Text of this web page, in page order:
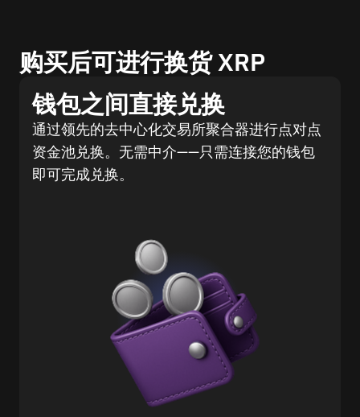
购买后可进行换货 XRP
钱包之间直接兑换
通过领先的去中心化交易所聚合器进行点对点
资金池兑换。无需中介——只需连接您的钱包
即可完成兑换。